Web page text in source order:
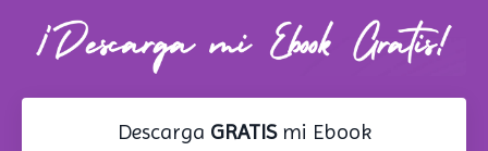
Descarga GRATISmi Ebook